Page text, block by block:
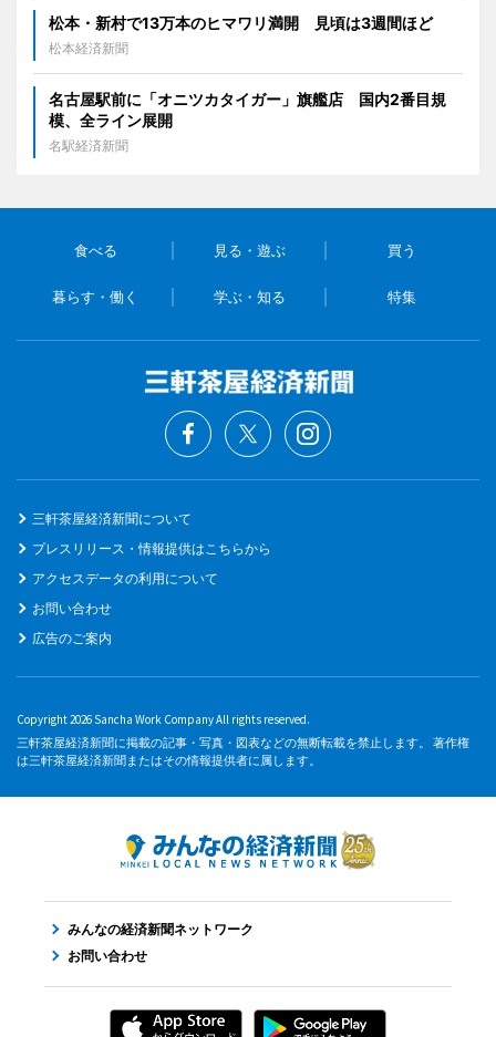
松本・新村で13万本のヒマワリ満開 見頃は3週間ほど
松本経済新聞
名古屋駅前に「オニツカタイガー」旗艦店 国内2番目規
模、全ライン展開
名駅経済新聞
食べる 見る・遊ぶ 買う
暮らす・働く 学ぶ・知る 特集
三軒茶屋経済新聞について
プレスリリース・情報提供はこちらから
アクセスデータの利用について
お問い合わせ
広告のご案内
Copyright 2026 Sancha Work Company All rights reserved.
三軒茶屋経済新聞に掲載の記事・写真・図表などの無断転載を禁止します。 著作権
は三軒茶屋経済新聞またはその情報提供者に属します。
みんなの経済新聞ネットワーク
お問い合わせ